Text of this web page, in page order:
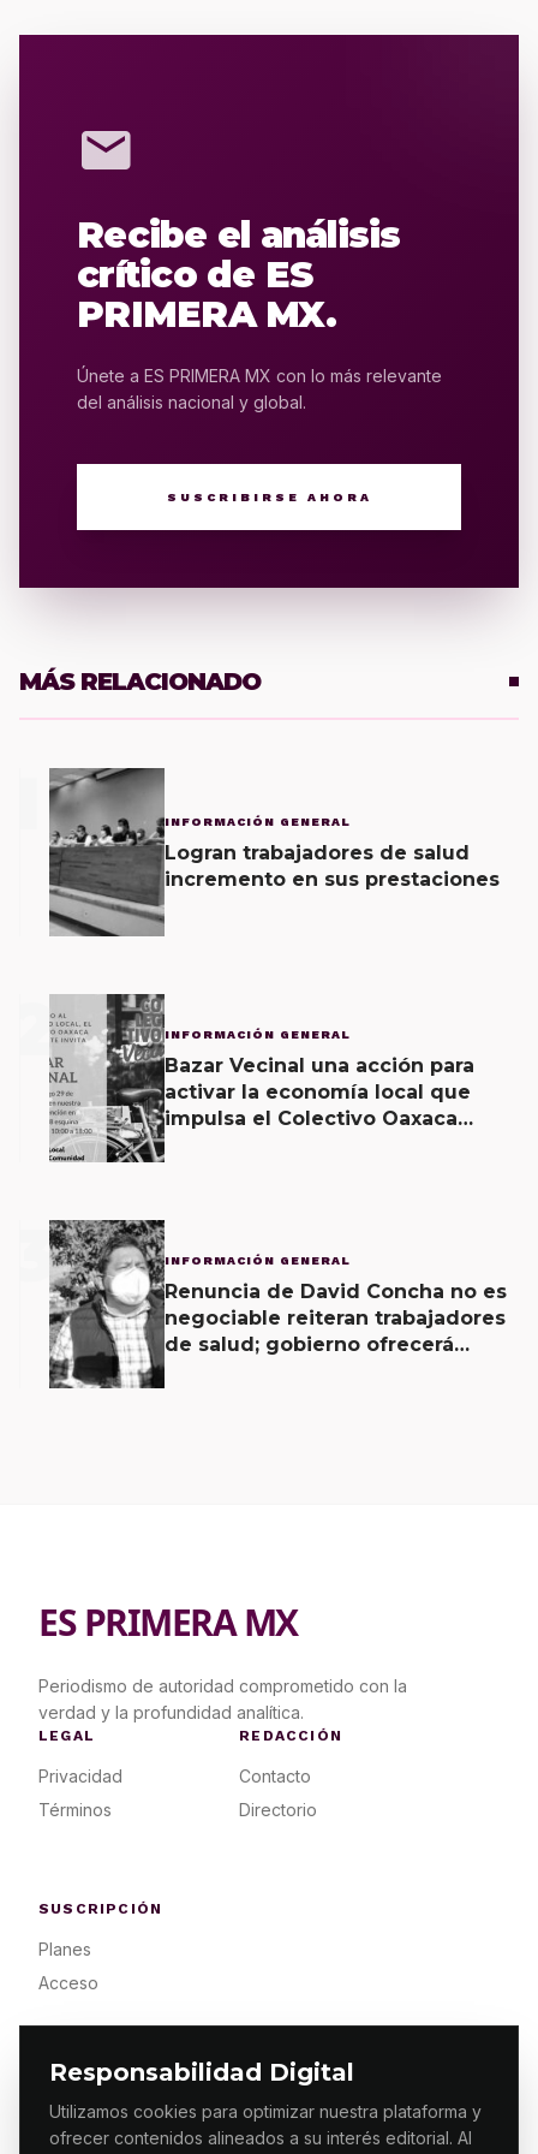
Responsabilidad Digital
Utilizamos cookies para optimizar nuestra plataforma y
ofrecer contenidos alineados a su interés editorial. Al
mail
Recibe el análisis
crítico de ES
PRIMERA MX.
Únete a ES PRIMERA MX con lo más relevante
del análisis nacional y global.
SUSCRIBIRSE AHORA
MÁS RELACIONADO
INFORMACIÓN GENERAL
Logran trabajadores de salud
incremento en sus prestaciones
2 INFORMACIÓN GENERAL
Bazar Vecinal una acción para
activar la economía local que
impulsa el Colectivo Oaxaca
3 INFORMACIÓN GENERAL
Renuncia de David Concha no es
negociable reiteran trabajadores
de salud; gobierno ofrecerá
ES PRIMERA MX
Periodismo de autoridad comprometido con la
verdad y la profundidad analítica.
LEGAL
Privacidad
Términos
REDACCIÓN
Contacto
Directorio
SUSCRIPCIÓN
Planes
Acceso
© 2026 ES PRIMERA MX. ALGUNOS DERECHOS